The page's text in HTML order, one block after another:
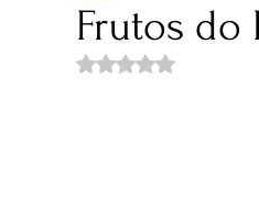
Sobre escritores e a escrita
Frutos do
Avaliado com NaN